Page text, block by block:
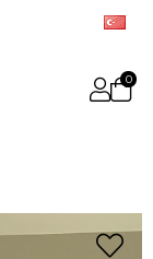
0